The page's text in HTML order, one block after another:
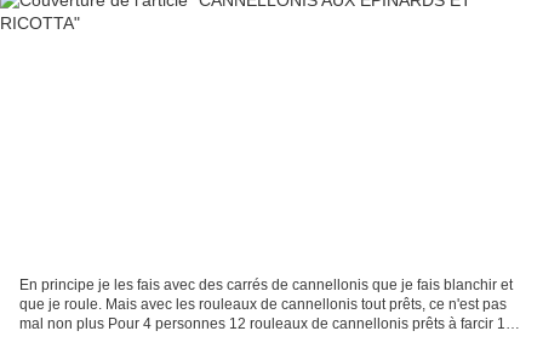
En principe je les fais avec des carrés de cannellonis que je fais blanchir et
que je roule. Mais avec les rouleaux de cannellonis tout prêts, ce n'est pas
mal non plus Pour 4 personnes 12 rouleaux de cannellonis prêts à farcir 1